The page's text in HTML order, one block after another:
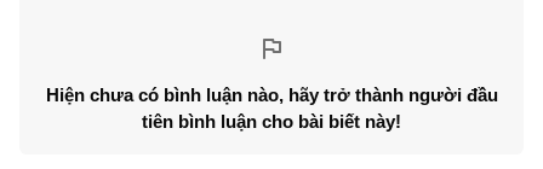
Hiện chưa có bình luận nào, hãy trở thành người đầu
tiên bình luận cho bài biết này!